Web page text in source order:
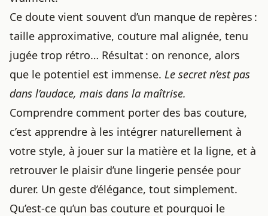
Ce doute vient souvent d’un manque de repères :
taille approximative, couture mal alignée, tenu
jugée trop rétro… Résultat : on renonce, alors
que le potentiel est immense. Le secret n’est pas
dans l’audace, mais dans la maîtrise.
Comprendre comment porter des bas couture,
c’est apprendre à les intégrer naturellement à
votre style, à jouer sur la matière et la ligne, et à
retrouver le plaisir d’une lingerie pensée pour
durer. Un geste d’élégance, tout simplement.
Qu’est-ce qu’un bas couture et pourquoi le